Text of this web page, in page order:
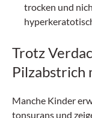
trocken und
Trotz
Pilzabstrich
Manche Kinder
tonsurans und